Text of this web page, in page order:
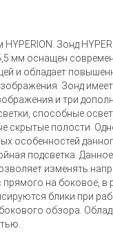
Зонд
мм оснащен
и обладает
Зонд
и три
способные
скрытые полости.
особенностей
подсветка.
изменять
на боковое, в
блики при
обзора.